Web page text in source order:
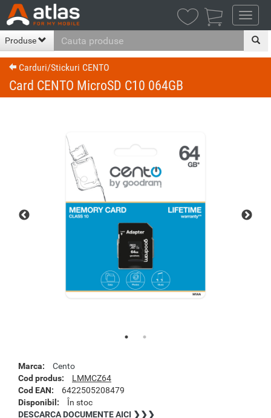
Produse
Carduri/Stickuri CENTO
Card CENTO MicroSD C10 064GB
Marca:
Cento
Cod produs:
LMMCZ64
Cod EAN:
6422505208479
Disponibil:
În stoc
DESCARCA DOCUMENTE AICI ❯❯❯